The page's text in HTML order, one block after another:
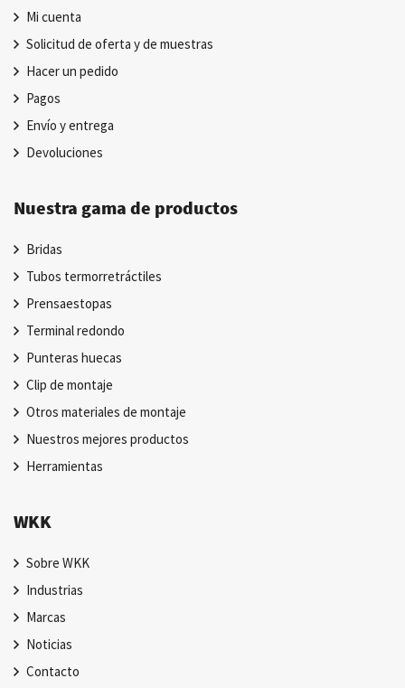
Mi cuenta
Solicitud de oferta y de muestras
Hacer un pedido
Pagos
Envío y entrega
Devoluciones
Nuestra gama de productos
Bridas
Tubos termorretráctiles
Prensaestopas
Terminal redondo
Punteras huecas
Clip de montaje
Otros materiales de montaje
Nuestros mejores productos
Herramientas
WKK
Sobre WKK
Industrias
Marcas
Noticias
Contacto